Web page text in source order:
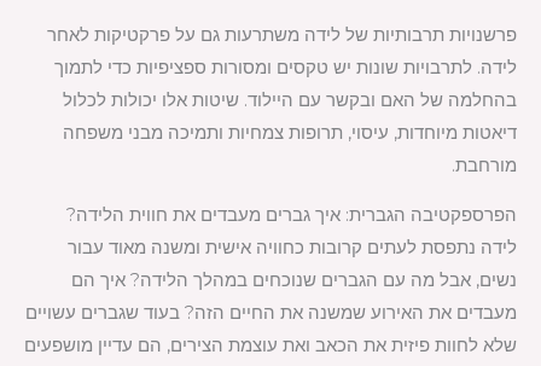
פרשנויות תרבותיות של לידה משתרעות גם על פרקטיקות לאחר
לידה. לתרבויות שונות יש טקסים ומסורות ספציפיות כדי לתמוך
בהחלמה של האם ובקשר עם היילוד. שיטות אלו יכולות לכלול
דיאטות מיוחדות, עיסוי, תרופות צמחיות ותמיכה מבני משפחה
מורחבת.
הפרספקטיבה הגברית: איך גברים מעבדים את חווית הלידה?
לידה נתפסת לעתים קרובות כחוויה אישית ומשנה מאוד עבור
נשים, אבל מה עם הגברים שנוכחים במהלך הלידה? איך הם
מעבדים את האירוע שמשנה את החיים הזה? בעוד שגברים עשויים
שלא לחוות פיזית את הכאב ואת עוצמת הצירים, הם עדיין מושפעים